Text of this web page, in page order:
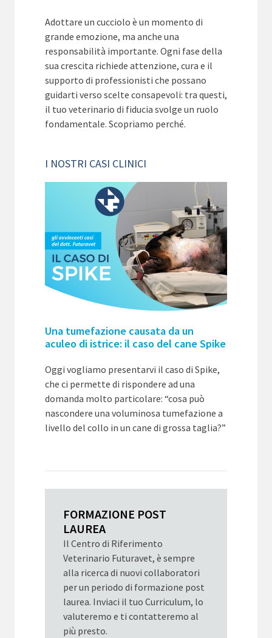
Adottare un cucciolo è un momento di
grande emozione, ma anche una
responsabilità importante. Ogni fase della
sua crescita richiede attenzione, cura e il
supporto di professionisti che possano
guidarti verso scelte consapevoli: tra questi,
il tuo veterinario di fiducia svolge un ruolo
fondamentale. Scopriamo perché.
I NOSTRI CASI CLINICI
Una tumefazione causata da un
aculeo di istrice: il caso del cane Spike
Oggi vogliamo presentarvi il caso di Spike,
che ci permette di rispondere ad una
domanda molto particolare: “cosa può
nascondere una voluminosa tumefazione a
livello del collo in un cane di grossa taglia?”
FORMAZIONE POST
LAUREA
Il Centro di Riferimento
Veterinario Futuravet, è sempre
alla ricerca di nuovi collaboratori
per un periodo di formazione post
laurea. Inviaci il tuo Curriculum, lo
valuteremo e ti contatteremo al
più presto.